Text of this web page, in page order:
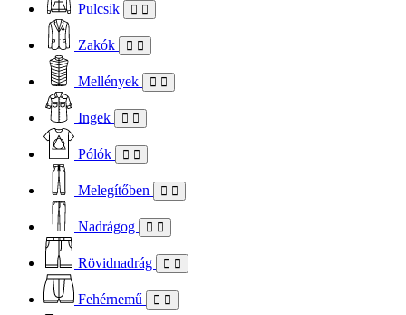
Pulcsik
Zakók
Mellények
Ingek
Pólók
Melegítőben
Nadrágog
Rövidnadrág
Fehérnemű